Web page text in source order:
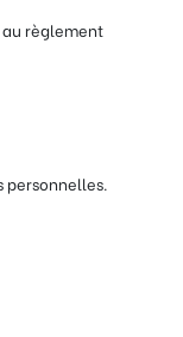
au règlement